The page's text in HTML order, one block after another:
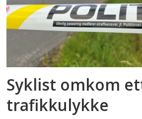
Syklist omkom
trafikkulykke